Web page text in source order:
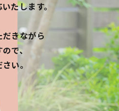
たします。
きながら
で、
い。